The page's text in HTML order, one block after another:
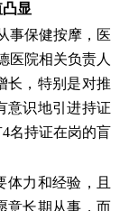
显
事保健按摩，医
医院相关负责人
长，特别是对推
意识地引进持证
名持证在岗的盲
力和经验，且
意长期从事，而